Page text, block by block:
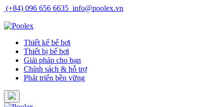
Skip
content
(+84) 096 656 6635 info@poolex.vn
Thiết kế bể bơi
Thiết bị bể bơi
Giải pháp cho bạn
Chính sách & hỗ trợ
Phát triển bền vững